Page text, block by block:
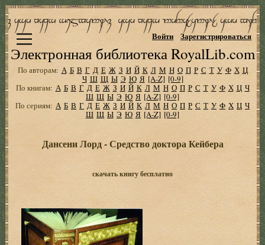
Электронная библиотека RoyalLib.com
Войти Зарегистрироваться
По авторам: А Б В Г Д Е Ж З И Й К Л М Н О П Р С Т У Ф Х Ц
Ч Ш Щ Ы Э Ю Я [A-Z] [0-9]
По книгам: А Б В Г Д Е Ж З И Й К Л М Н О П Р С Т У Ф Х Ц Ч
Ш Щ Ы Э Ю Я [A-Z] [0-9]
По сериям: А Б В Г Д Е Ж З И Й К Л М Н О П Р С Т У Ф Х Ц Ч
Ш Щ Ы Э Ю Я [A-Z] [0-9]
Дансени Лорд - Средство доктора Кейбера
скачать книгу бесплатно